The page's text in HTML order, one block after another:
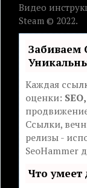
Видео
Steam © 2022.
Каждая
оценки:
Ссылки,
релизы -
SeoHammer
Что умеет